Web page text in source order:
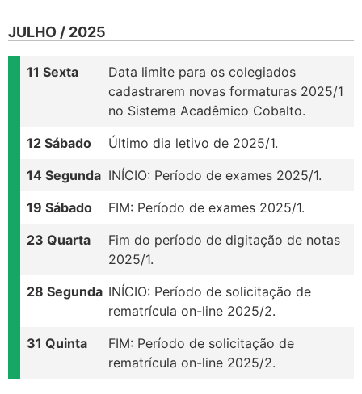
JULHO / 2025
11 Sexta
Data limite para os colegiados
cadastrarem novas formaturas 2025/1
no Sistema Acadêmico Cobalto.
12 Sábado
Último dia letivo de 2025/1.
14 Segunda INÍCIO: Período de exames 2025/1.
19 Sábado
FIM: Período de exames 2025/1.
23 Quarta
Fim do período de digitação de notas
2025/1.
28 Segunda INÍCIO: Período de solicitação de
rematrícula on-line 2025/2.
31 Quinta
FIM: Período de solicitação de
rematrícula on-line 2025/2.